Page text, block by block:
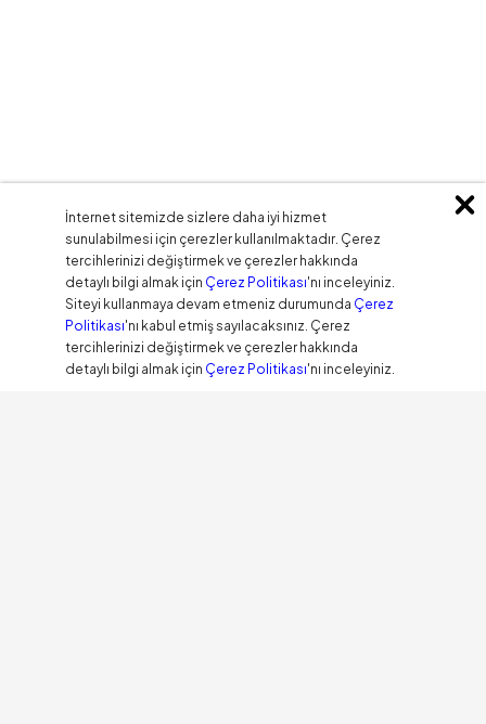
İnternet sitemizde sizlere daha iyi hizmet
sunulabilmesi için çerezler kullanılmaktadır. Çerez
tercihlerinizi değiştirmek ve çerezler hakkında
detaylı bilgi almak için Çerez Politikası'nı inceleyiniz.
Siteyi kullanmaya devam etmeniz durumunda Çerez
Politikası'nı kabul etmiş sayılacaksınız. Çerez
tercihlerinizi değiştirmek ve çerezler hakkında
detaylı bilgi almak için Çerez Politikası'nı inceleyiniz.